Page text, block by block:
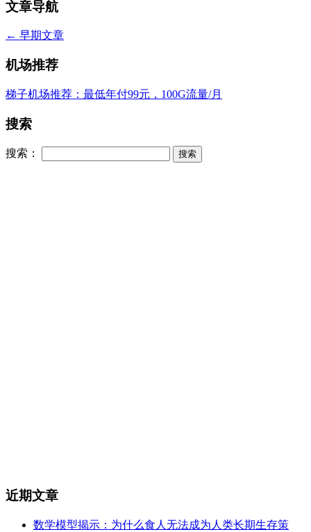
文章导航
← 早期文章
机场推荐
梯子机场推荐：最低年付99元，100G流量/月
搜索
搜索：
近期文章
数学模型揭示：为什么食人无法成为人类长期生存策